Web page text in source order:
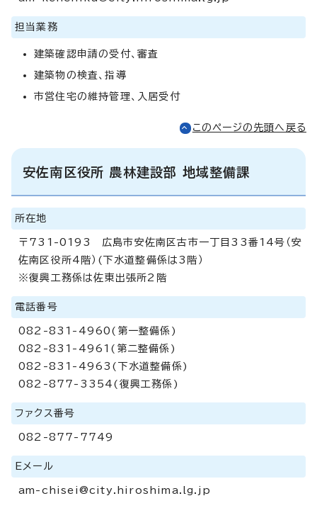
担当業務
建築確認申請の受付、審査
建築物の検査、指導
市営住宅の維持管理、入居受付
このページの先頭へ戻る
安佐南区役所 農林建設部 地域整備課
所在地
〒731-0193 広島市安佐南区古市一丁目33番14号（安
佐南区役所4階）(下水道整備係は3階）
※復興工務係は佐東出張所2階
電話番号
082-831-4960(第一整備係)
082-831-4961(第二整備係)
082-831-4963(下水道整備係)
082-877-3354(復興工務係)
ファクス番号
082-877-7749
Eメール
am-chisei@city.hiroshima.lg.jp